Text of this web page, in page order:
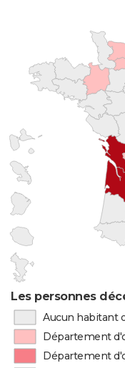
Les personnes
Aucun habitant
Département
Département